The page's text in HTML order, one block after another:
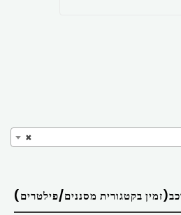
×
בקטגורית מסננים/פילטרים)